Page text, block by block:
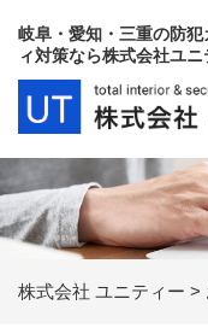
岐阜・愛知・三重の防
ィ対策なら株式会社ユ
株式会社 ユニティー >